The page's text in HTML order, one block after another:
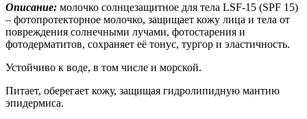
Описание: молочко солнцезащитное для тела LSF-15 (SPF 15)
– фотопротекторное молочко, защищает кожу лица и тела от
повреждения солнечными лучами, фотостарения и
фотодерматитов, сохраняет её тонус, тургор и эластичность.
Устойчиво к воде, в том числе и морской.
Питает, оберегает кожу, защищая гидролипидную мантию
эпидермиса.